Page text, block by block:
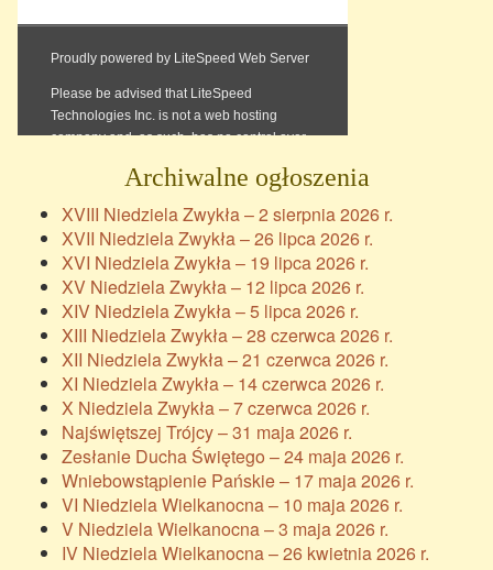
Archiwalne ogłoszenia
XVIII Niedziela Zwykła – 2 sierpnia 2026 r.
XVII Niedziela Zwykła – 26 lipca 2026 r.
XVI Niedziela Zwykła – 19 lipca 2026 r.
XV Niedziela Zwykła – 12 lipca 2026 r.
XIV Niedziela Zwykła – 5 lipca 2026 r.
XIII Niedziela Zwykła – 28 czerwca 2026 r.
XII Niedziela Zwykła – 21 czerwca 2026 r.
XI Niedziela Zwykła – 14 czerwca 2026 r.
X Niedziela Zwykła – 7 czerwca 2026 r.
Najświętszej Trójcy – 31 maja 2026 r.
Zesłanie Ducha Świętego – 24 maja 2026 r.
Wniebowstąpienie Pańskie – 17 maja 2026 r.
VI Niedziela Wielkanocna – 10 maja 2026 r.
V Niedziela Wielkanocna – 3 maja 2026 r.
IV Niedziela Wielkanocna – 26 kwietnia 2026 r.